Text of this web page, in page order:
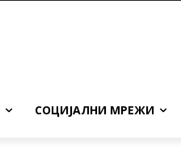
СОЦИЈАЛНИ МРЕЖИ